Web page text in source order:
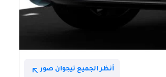
أنظر الجميع تيجوان صور